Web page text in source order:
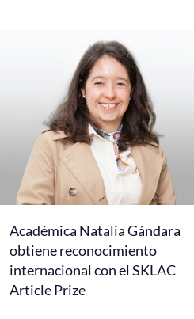
Académica Natalia Gándara
obtiene reconocimiento
internacional con el SKLAC
Article Prize